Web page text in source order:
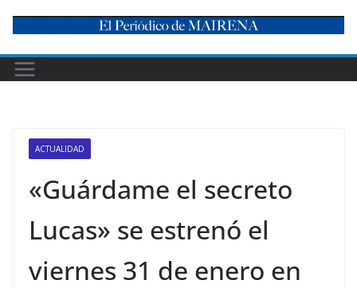
content
ACTUALIDAD
«Guárdame el secreto
Lucas» se estrenó el
viernes 31 de enero en